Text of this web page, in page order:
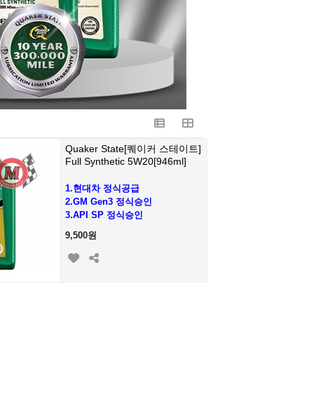
Quaker State[퀘이커 스테이트]
Full Synthetic 5W20[946ml]
1.현대차 정식공급
2.GM Gen3 정식승인
3.API SP 정식승인
9,500원